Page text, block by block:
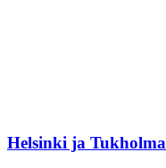
Helsinki ja Tukholma